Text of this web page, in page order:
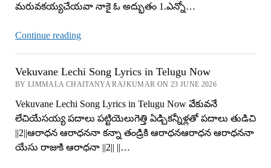
మరువకయ్యచేయవా నాకై ఓ అద్భుతం 1.ఎన్నో…
Continue readingEduru
Song
Vekuvane Lechi Song Lyrics in Telugu Now
BY LIMMALA CHAITANYA RAJKUMAR ON 23 JUNE 2026
Vekuvane Lechi Song Lyrics in Telugu Now వేకువనే
లేచియేసయ్య పదాలు పట్టియెలుగెత్తి ఏడ్చికన్నీళ్లతో పదాలు తుడిచి
||2||ఆరాధన ఆరాధననా కన్నా తండ్రికి ఆరాధనఆరాధన ఆరాధననా
యేసు రాజుకి ఆరాధనా ||2|| ||…